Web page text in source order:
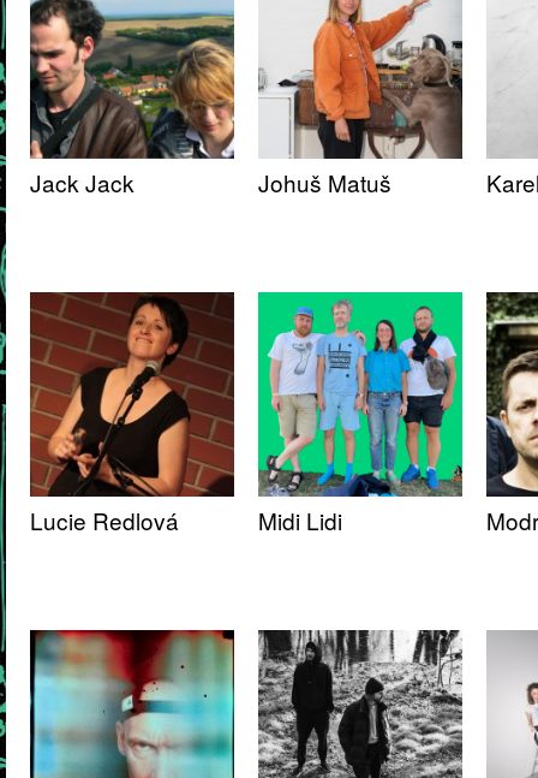
Jack Jack Johuš Matuš
Lucie Redlová Midi Lidi